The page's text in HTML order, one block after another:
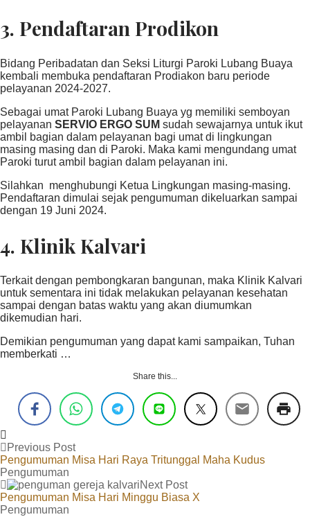
3. Pendaftaran Prodikon
Bidang Peribadatan dan Seksi Liturgi Paroki Lubang Buaya
kembali membuka pendaftaran Prodiakon baru periode
pelayanan 2024-2027.
Sebagai umat Paroki Lubang Buaya yg memiliki semboyan
pelayanan SERVIO ERGO SUM sudah sewajarnya untuk ikut
ambil bagian dalam pelayanan bagi umat di lingkungan
masing masing dan di Paroki. Maka kami mengundang umat
Paroki turut ambil bagian dalam pelayanan ini.
Silahkan menghubungi Ketua Lingkungan masing-masing.
Pendaftaran dimulai sejak pengumuman dikeluarkan sampai
dengan 19 Juni 2024.
4. Klinik Kalvari
Terkait dengan pembongkaran bangunan, maka Klinik Kalvari
untuk sementara ini tidak melakukan pelayanan kesehatan
sampai dengan batas waktu yang akan diumumkan
dikemudian hari.
Demikian pengumuman yang dapat kami sampaikan, Tuhan
memberkati …
Share this...
Previous Post
Pengumuman Misa Hari Raya Tritunggal Maha Kudus
Pengumuman
Next Post
Pengumuman Misa Hari Minggu Biasa X
Pengumuman